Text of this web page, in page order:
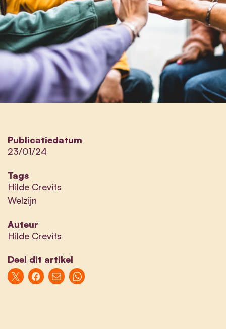
Publicatiedatum
23/01/24
Tags
Hilde Crevits
Welzijn
Auteur
Hilde Crevits
Deel dit artikel